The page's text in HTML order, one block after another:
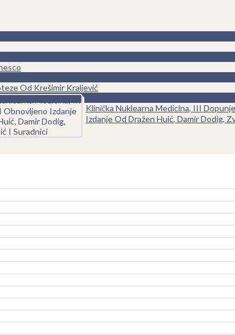
Od Krešimir Kraljević
Klinička Nuklearna Medicina, III
Izdanje Od Dražen Huić, Damir Dodig,